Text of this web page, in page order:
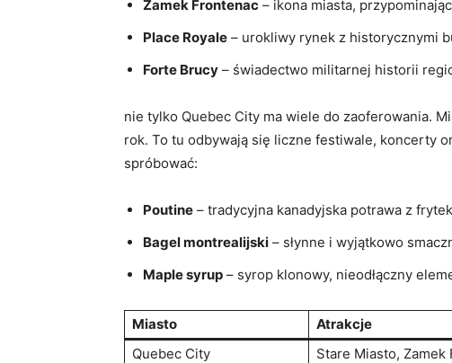
Zamek Frontenac – ikona miasta,
Place Royale – urokliwy rynek z historycznymi
Forte Brucy – świadectwo militarnej historii
nie tylko Quebec City ma wiele do zaoferowania.
rok. To tu odbywają się liczne festiwale, koncerty
spróbować:
Poutine – tradycyjna kanadyjska potrawa z
Bagel montrealijski – słynne i wyjątkowo
Maple syrup – syrop klonowy, nieodłączny
Miasto Atrakcje
Quebec City
Stare Miasto, Zamek